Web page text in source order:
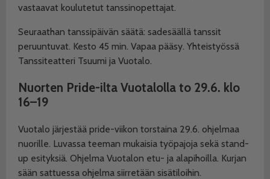
vastaavat koulutetut tanssinopettajat.
Seuraathan tanssipäivän säätä: sadesäällä tanssit
peruuntuvat. Kesto 45 min. Vapaa pääsy. Yhteistyössä
Tanssiteatteri Tsuumi ja Vuotalo.
Nuorten Pride-ilta Vuotalolla to 29.6. klo
16–19
Vuotalo järjestää pride-viikon torstaina 29.6. ohjelmaa
nuorille. Luvassa teeman mukaisia työpajoja sekä stand-
up esityksiä. Ohjelma Vuotalon etu- ja alapihoilla. Kurjan
sään sattuessa ohjelma siirretään sisätiloihin.